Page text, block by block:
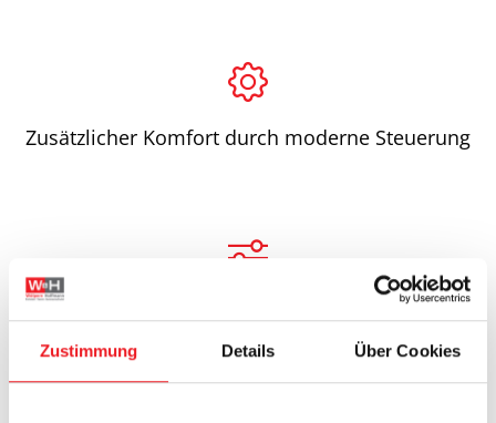
Zustimmung Details Über Cookies
Zusätzlicher Komfort durch moderne Steuerung
Flexibles, elegantes Design für jede Umgebung